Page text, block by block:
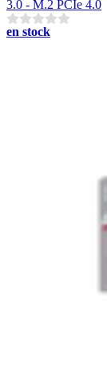
3.0 - M.2 PCIe 4.0
en stock